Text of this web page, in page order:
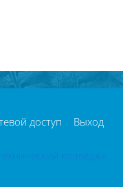
доступ Выход
колледж»